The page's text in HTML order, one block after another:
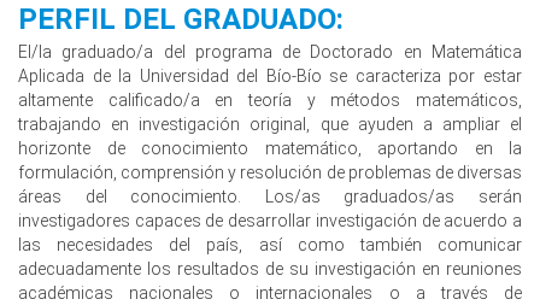
PERFIL DEL GRADUADO:
El/la graduado/a del programa de Doctorado en Matemática
Aplicada de la Universidad del Bío-Bío se caracteriza por estar
altamente calificado/a en teoría y métodos matemáticos,
trabajando en investigación original, que ayuden a ampliar el
horizonte de conocimiento matemático, aportando en la
formulación, comprensión y resolución de problemas de diversas
áreas del conocimiento. Los/as graduados/as serán
investigadores capaces de desarrollar investigación de acuerdo a
las necesidades del país, así como también comunicar
adecuadamente los resultados de su investigación en reuniones
académicas nacionales o internacionales o a través de